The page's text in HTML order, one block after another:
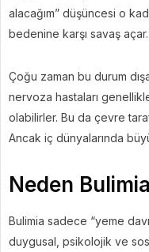
alacağım” düşüncesi o
bedenine karşı savaş açar.
Çoğu zaman bu durum
nervoza hastaları
olabilirler. Bu da çevre
Ancak iç dünyalarında
Neden
Bulimia sadece “yeme
duygusal, psikolojik ve